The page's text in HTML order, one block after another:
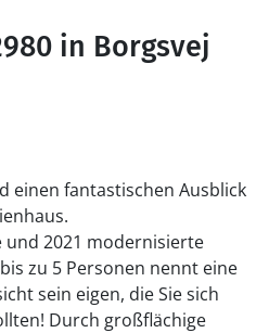
in Borgsvej
einen fantastischen Ausblick
und 2021 modernisierte
zu 5 Personen nennt eine
sein eigen, die Sie sich
Durch großflächige